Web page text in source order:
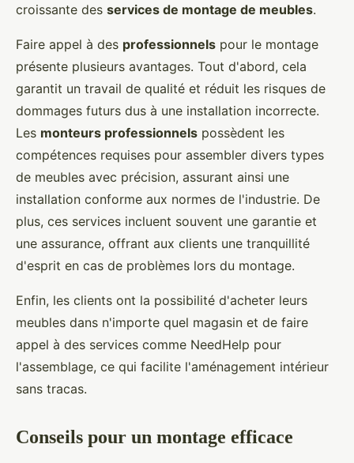
croissante des services de montage de meubles.
Faire appel à des professionnels pour le montage
présente plusieurs avantages. Tout d'abord, cela
garantit un travail de qualité et réduit les risques de
dommages futurs dus à une installation incorrecte.
Les monteurs professionnels possèdent les
compétences requises pour assembler divers types
de meubles avec précision, assurant ainsi une
installation conforme aux normes de l'industrie. De
plus, ces services incluent souvent une garantie et
une assurance, offrant aux clients une tranquillité
d'esprit en cas de problèmes lors du montage.
Enfin, les clients ont la possibilité d'acheter leurs
meubles dans n'importe quel magasin et de faire
appel à des services comme NeedHelp pour
l'assemblage, ce qui facilite l'aménagement intérieur
sans tracas.
Conseils pour un montage efficace